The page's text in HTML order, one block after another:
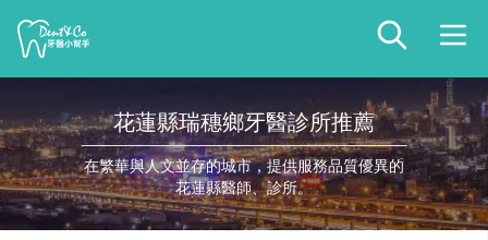
花蓮縣瑞穗鄉牙醫診所推薦
在繁華與人文並存的城市，提供服務品質優異的
花蓮縣醫師、診所。